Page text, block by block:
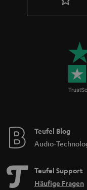
Teufel Blog
Audio-
Teufel Support
Häufige Fragen